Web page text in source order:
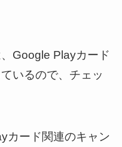
Google Playカード
いるので、チェッ
カード関連のキャン